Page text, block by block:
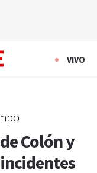
VIVO
Colón y